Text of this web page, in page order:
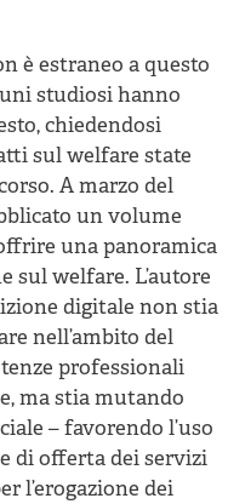
è estraneo a questo
studiosi hanno
chiedendosi
sul welfare state
A marzo del
un volume
una panoramica
sul welfare. L’autore
digitale non stia
nell’ambito del
professionali
ma stia mutando
– favorendo l’uso
di offerta dei servizi
l’erogazione dei